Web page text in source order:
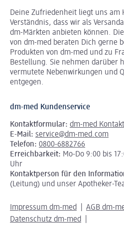
Deine Zufriedenheit liegt uns am
Verständnis, dass wir als
dm-Märkten anbieten können.
von dm-med beraten Dich gerne
Produkten von dm-med und zu
Bestellung. Sie nehmen darüber
vermutete Nebenwirkungen und
entgegen.
dm-med Kundenservice
Kontaktformular: dm-med
E-Mail: service@dm-med.com
Telefon: 0800-6882766
Erreichbarkeit: Mo-Do 9:00 bis
Uhr
Kontaktperson für den
(Leitung) und unser Apotheker-
Impressum dm-med
AGB dm-
Datenschutz dm-med